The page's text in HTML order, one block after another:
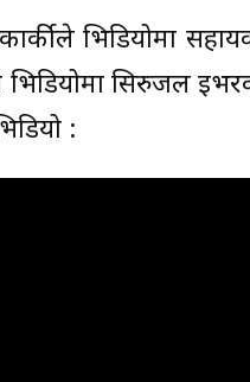
भिडियोमा
भिडियोमा सिरुजल
: